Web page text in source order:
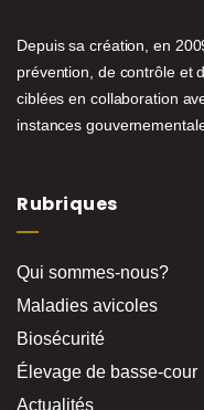
Depuis sa création, en
prévention, de contrôle et
ciblées en collaboration
instances
Rubriques
Qui sommes-nous?
Maladies avicoles
Biosécurité
Élevage de basse-cour
Actualités